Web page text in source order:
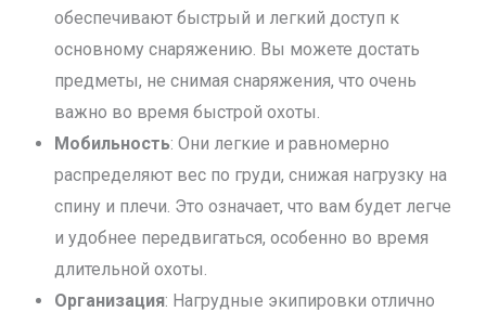
обеспечивают быстрый и легкий доступ к
основному снаряжению. Вы можете достать
предметы, не снимая снаряжения, что очень
важно во время быстрой охоты.
Мобильность: Они легкие и равномерно
распределяют вес по груди, снижая нагрузку на
спину и плечи. Это означает, что вам будет легче
и удобнее передвигаться, особенно во время
длительной охоты.
Организация: Нагрудные экипировки отлично